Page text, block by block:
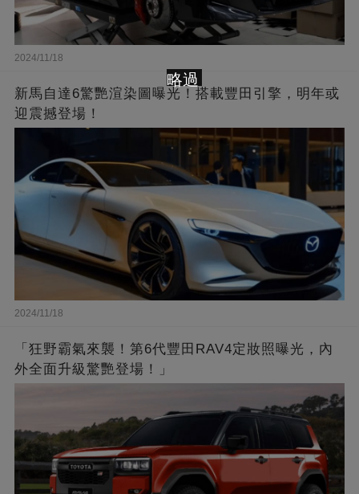
2024/11/18
新馬自達6驚艷渲染圖曝光！搭載豐田引擎，明年或
迎震撼登場！
2024/11/18
「狂野霸氣來襲！第6代豐田RAV4定妝照曝光，內
外全面升級驚艷登場！」
略過